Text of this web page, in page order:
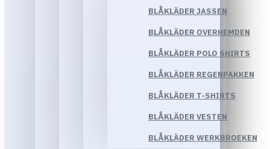
BLÅKLÄDER JASSEN
BLÅKLÄDER OVERHEMDEN
BLÅKLÄDER POLO SHIRTS
BLÅKLÄDER REGENPAKKEN
BLÅKLÄDER T-SHIRTS
BLÅKLÄDER VESTEN
BLÅKLÄDER WERKBROEKEN